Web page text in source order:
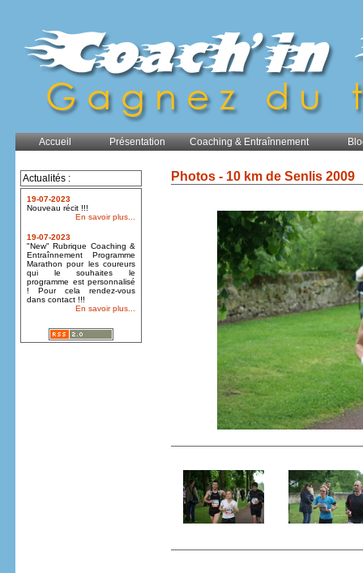
Accueil Présentation Coaching & Entraînnement
Actualités :
19-07-2023
Nouveau récit !!!
En savoir plus...
19-07-2023
"New" Rubrique Coaching &
Entraînnement Programme
Marathon pour les coureurs
qui le souhaites le
programme est personnalisé
! Pour cela rendez-vous
dans contact !!!
En savoir plus...
Photos - 10 km de Senlis 2009